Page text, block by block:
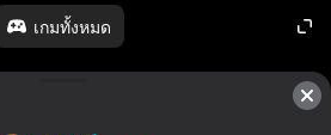
เกมทั้งหมด